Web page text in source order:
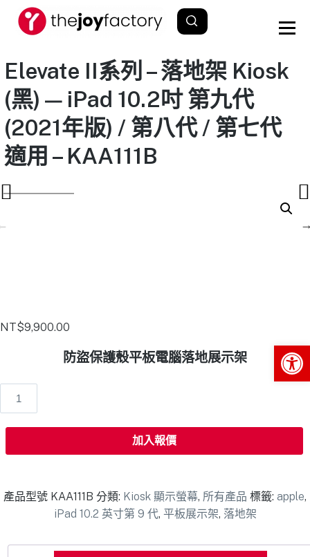
Elevate II系列 – 落地架 Kiosk
(黑) — iPad 10.2吋 第九代
(2021年版) / 第八代 / 第七代
適用 – KAA111B
NT$9,900.00
防盜保護殼平板電腦落地展示架
加入報價
產品型號 KAA111B 分類: Kiosk 顯示螢幕, 所有產品 標籤: apple,
iPad 10.2 英寸第 9 代, 平板展示架, 落地架